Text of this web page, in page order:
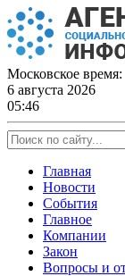
Skip
to
content
Московское время:
6 августа 2026
05:46
Главная
Новости
События
Главное
Компании
Закон
Вопросы и